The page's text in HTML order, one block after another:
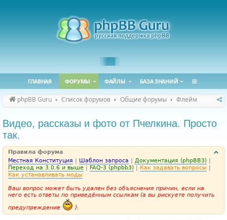
ГЛАВНАЯ ФОРУМЫ ФАЙЛЫ БАЗА ЗНАНИЙ
phpBB Guru Список форумов Общие форумы Флейм
Видео, рассказы и фото от Пчелкина. Просто
так.
Правила форума
Местная Конституция | Шаблон запроса | Документация (phpBB3) |
Переход на 3.0.6 и выше | FAQ-3 (phpbb3) | Как задавать вопросы |
Как устанавливать моды
Ваш вопрос может быть удален без объяснения причин, если на
него есть ответы по приведённым ссылкам (а вы рискуете получить
предупреждение
).